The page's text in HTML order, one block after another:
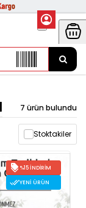
7 ürün bulundu
Stoktakiler
%15 İNDIRIM
YENI ÜRÜN